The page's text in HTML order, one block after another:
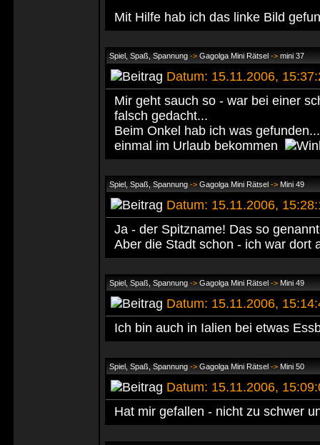
Mit Hilfe hab ich das linke Bild
Spiel, Spaß, Spannung -> Gagolga Mini Rätsel -> mini 37
Datum: 15.11.2006,
Mir geht sauch so - war bei einer
falsch gedacht...
Beim Onkel hab ich was
einmal im Urlaub bekommen
Spiel, Spaß, Spannung -> Gagolga Mini Rätsel -> Mini 49
Datum: 15.11.2006,
Ja - der Spitzname! Das so
Aber die Stadt schon - ich war dort
Spiel, Spaß, Spannung -> Gagolga Mini Rätsel -> Mini 49
Datum: 15.11.2006,
Ich bin auch in Ialien bei etwas
Spiel, Spaß, Spannung -> Gagolga Mini Rätsel -> Mini 50
Datum: 15.11.2006,
Hat mir gefallen - nicht zu schwer